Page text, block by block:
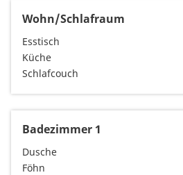
Wohn/Schlafraum
Esstisch
Küche
Schlafcouch
Badezimmer 1
Dusche
Föhn